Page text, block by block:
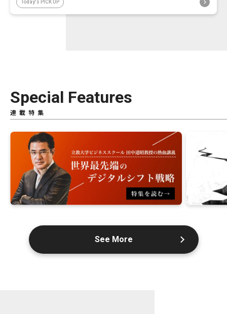
Today's PICK UP
Special Features
連載特集
See More